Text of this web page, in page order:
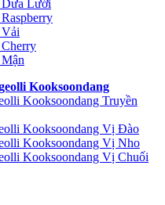
Dưa Lưới
Kooksoondang
Kooksoondang Truyền
Kooksoondang Vị Đào
Kooksoondang Vị Nho
Kooksoondang Vị Chuối